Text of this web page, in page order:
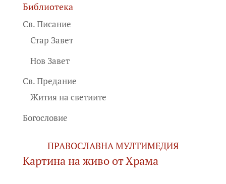
Библиотека
Св. Писание
Стар Завет
Нов Завет
Св. Предание
Жития на светиите
Богословие
ПРАВОСЛАВНА МУЛТИМЕДИЯ
Картина на живо от Храма